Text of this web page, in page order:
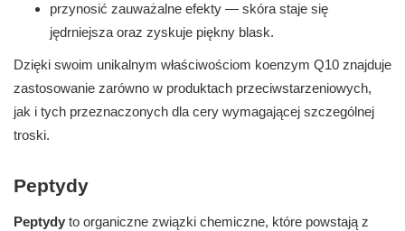
przynosić zauważalne efekty — skóra staje się
jędrniejsza oraz zyskuje piękny blask.
Dzięki swoim unikalnym właściwościom koenzym Q10 znajduje
zastosowanie zarówno w produktach przeciwstarzeniowych,
jak i tych przeznaczonych dla cery wymagającej szczególnej
troski.
Peptydy
Peptydy to organiczne związki chemiczne, które powstają z